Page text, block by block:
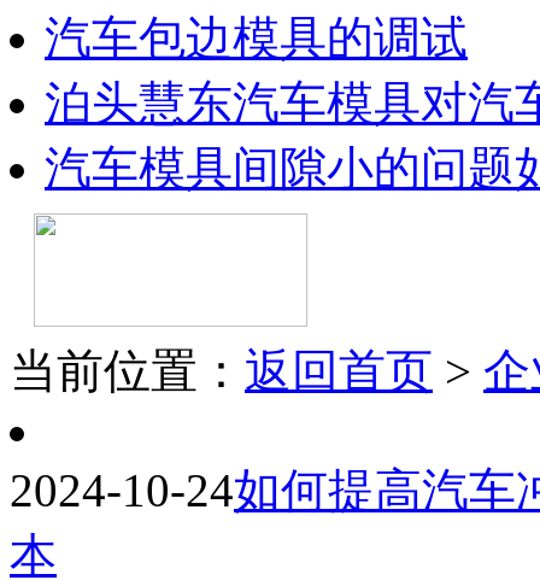
汽车包边模具的调试
泊头慧东汽车模具对汽
汽车模具间隙小的问题
当前位置： 返回首页 >
2024-10-24如何提高汽车
本